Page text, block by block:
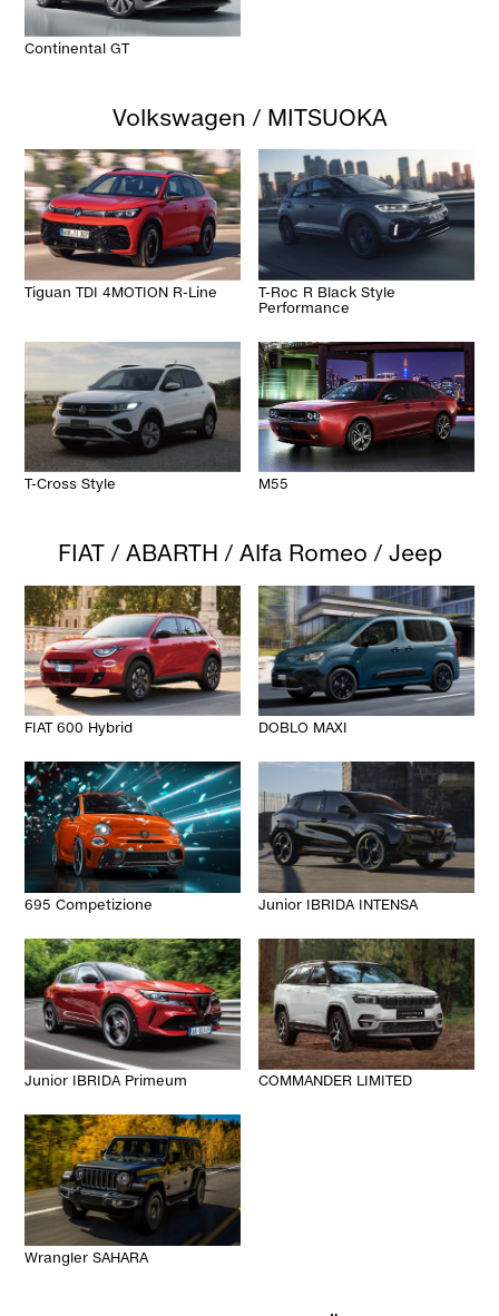
Continental GT
Volkswagen / MITSUOKA
Tiguan TDI 4MOTION R-Line
T-Roc R Black Style
Performance
T-Cross Style M55
FIAT / ABARTH / Alfa Romeo / Jeep
FIAT 600 Hybrid DOBLO MAXI
695 Competizione Junior IBRIDA INTENSA
Junior IBRIDA Primeum COMMANDER LIMITED
Wrangler SAHARA